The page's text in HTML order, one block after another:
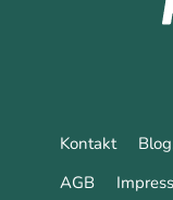
Kontakt
AGB